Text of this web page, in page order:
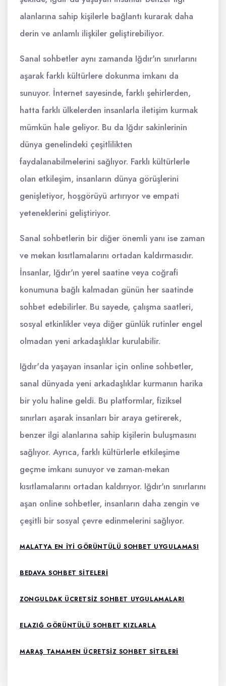
alanlarına sahip kişilerle bağlantı kurarak daha
derin ve anlamlı ilişkiler geliştirebiliyor.
Sanal sohbetler aynı zamanda Iğdır'ın sınırlarını
aşarak farklı kültürlere dokunma imkanı da
sunuyor. İnternet sayesinde, farklı şehirlerden,
hatta farklı ülkelerden insanlarla iletişim kurmak
mümkün hale geliyor. Bu da Iğdır sakinlerinin
dünya genelindeki çeşitlilikten
faydalanabilmelerini sağlıyor. Farklı kültürlerle
olan etkileşim, insanların dünya görüşlerini
genişletiyor, hoşgörüyü artırıyor ve empati
yeteneklerini geliştiriyor.
Sanal sohbetlerin bir diğer önemli yanı ise zaman
ve mekan kısıtlamalarını ortadan kaldırmasıdır.
İnsanlar, Iğdır'ın yerel saatine veya coğrafi
konumuna bağlı kalmadan günün her saatinde
sohbet edebilirler. Bu sayede, çalışma saatleri,
sosyal etkinlikler veya diğer günlük rutinler engel
olmadan yeni arkadaşlıklar kurulabilir.
Iğdır'da yaşayan insanlar için online sohbetler,
sanal dünyada yeni arkadaşlıklar kurmanın harika
bir yolu haline geldi. Bu platformlar, fiziksel
sınırları aşarak insanları bir araya getirerek,
benzer ilgi alanlarına sahip kişilerin buluşmasını
sağlıyor. Ayrıca, farklı kültürlerle etkileşime
geçme imkanı sunuyor ve zaman-mekan
kısıtlamalarını ortadan kaldırıyor. Iğdır'ın sınırlarını
aşan online sohbetler, insanların daha zengin ve
çeşitli bir sosyal çevre edinmelerini sağlıyor.
MALATYA EN IYI GÖRÜNTÜLÜ SOHBET UYGULAMASI
BEDAVA SOHBET SITELERI
ZONGULDAK ÜCRETSIZ SOHBET UYGULAMALARI
ELAZIĞ GÖRÜNTÜLÜ SOHBET KIZLARLA
MARAŞ TAMAMEN ÜCRETSIZ SOHBET SITELERI